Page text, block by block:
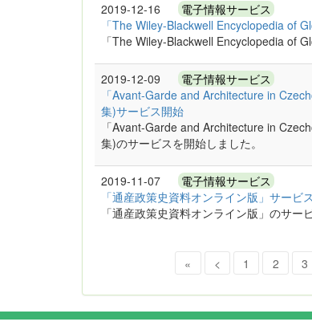
2019-12-16 電子情報サービス
「The Wiley-Blackwell Encyclopedia of
「The Wiley-Blackwell Encyclopedia of
2019-12-09 電子情報サービス
「Avant-Garde and Architecture in
集)サービス開始
「Avant-Garde and Architecture in
集)のサービスを開始しました。
2019-11-07 電子情報サービス
「通産政策史資料オンライン版」サービ
「通産政策史資料オンライン版」のサー
« < 1 2 3